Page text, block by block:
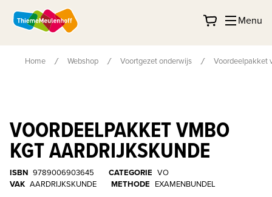
Menu
Home Webshop Voortgezet onderwijs Voordeelpakket
VOORDEELPAKKET VMBO
KGT AARDRIJKSKUNDE
ISBN 9789006903645 CATEGORIE VO
VAK AARDRIJKSKUNDE METHODE EXAMENBUNDEL